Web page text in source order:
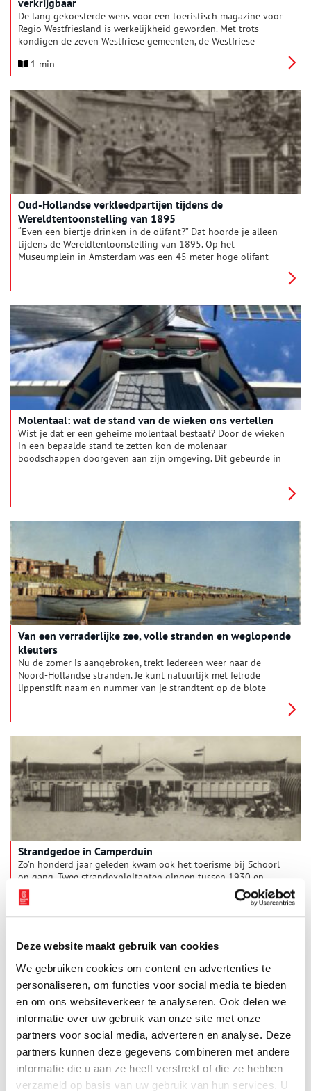
Deze website maakt gebruik van cookies
We gebruiken cookies om content en advertenties te
personaliseren, om functies voor social media te bieden
en om ons websiteverkeer te analyseren. Ook delen we
informatie over uw gebruik van onze site met onze
partners voor social media, adverteren en analyse. Deze
partners kunnen deze gegevens combineren met andere
informatie die u aan ze heeft verstrekt of die ze hebben
verzameld op basis van uw gebruik van hun services. U
verkrijgbaar
De lang gekoesterde wens voor een toeristisch magazine voor
Regio Westfriesland is werkelijkheid geworden. Met trots
kondigen de zeven Westfriese gemeenten, de Westfriese
week het gloednieuwe magazine Beleef Westfriesland
1 min
Oud-Hollandse verkleedpartijen tijdens de
Wereldtentoonstelling van 1895
“Even een biertje drinken in de olifant?” Dat hoorde je alleen
tijdens de Wereldtentoonstelling van 1895. Op het
Museumplein in Amsterdam was een 45 meter hoge olifant
Molentaal: wat de stand van de wieken ons vertellen
Wist je dat er een geheime molentaal bestaat? Door de wieken
in een bepaalde stand te zetten kon de molenaar
boodschappen doorgeven aan zijn omgeving. Dit gebeurde in
Van een verraderlijke zee, volle stranden en weglopende
kleuters
Nu de zomer is aangebroken, trekt iedereen weer naar de
Noord-Hollandse stranden. Je kunt natuurlijk met felrode
lippenstift naam en nummer van je strandtent op de blote
kwijt raken, delen vrijwilligers van de reddingsbrigades
tegenwoordig naamplaatjes uit. Werkt net zo goed en staat
wat charmanter. Dat ging vroeger wel anders.
Strandgedoe in Camperduin
Zo’n honderd jaar geleden kwam ook het toerisme bij Schoorl
op gang. Twee strandexploitanten gingen tussen 1930 en
1950 met elkaar de strijd om de toerist aan. Twee identieke
paviljoens en tientallen badhokjes verschenen bij Camperduin
aan het strand en op het duin. Het strandgedoe kwam in een
‘Vliebiza’ hoorde bij Noord-Holland
De Waddeneilanden zijn populaire vakantiebestemmingen.